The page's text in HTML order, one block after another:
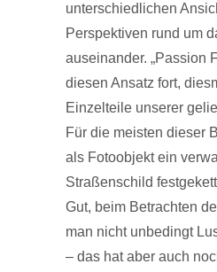
unterschiedlichen
Perspektiven rund um
auseinander. „Passion
diesen Ansatz fort,
Einzelteile unserer
Für die meisten dieser
als Fotoobjekt ein
Straßenschild
Gut, beim Betrachten
man nicht unbedingt
– das hat aber auch